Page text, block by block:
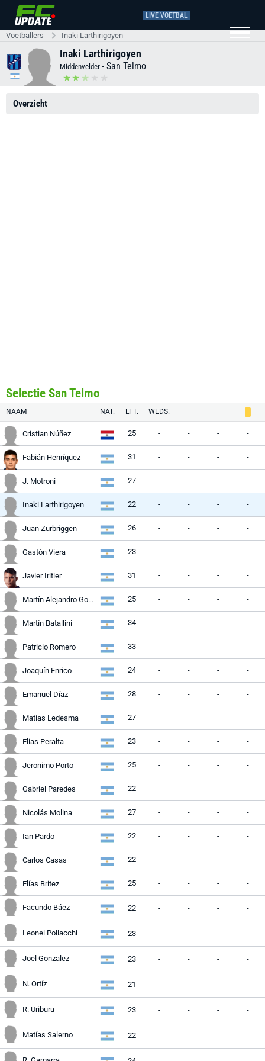
LIVE VOETBAL
Voetballers Inaki Larthirigoyen
Inaki Larthirigoyen
Middenvelder - San Telmo
Overzicht
Selectie San Telmo
NAAM NAT. LFT. WEDS.
Cristian Núñez 25 - - - -
Fabián Henríquez 31 - - - -
J. Motroni 27 - - - -
Inaki Larthirigoyen 22 - - - -
Juan Zurbriggen 26 - - - -
Gastón Viera 23 - - - -
Javier Iritier 31 - - - -
Martín Alejandro González 25 - - - -
Martín Batallini 34 - - - -
Patricio Romero 33 - - - -
Joaquín Enrico 24 - - - -
Emanuel Díaz 28 - - - -
Matías Ledesma 27 - - - -
Elias Peralta 23 - - - -
Jeronimo Porto 25 - - - -
Gabriel Paredes 22 - - - -
Nicolás Molina 27 - - - -
Ian Pardo 22 - - - -
Carlos Casas 22 - - - -
Elías Britez 25 - - - -
Facundo Báez 22 - - - -
Leonel Pollacchi 23 - - - -
Joel Gonzalez 23 - - - -
N. Ortíz 21 - - - -
R. Uriburu 23 - - - -
Matías Salerno 22 - - - -